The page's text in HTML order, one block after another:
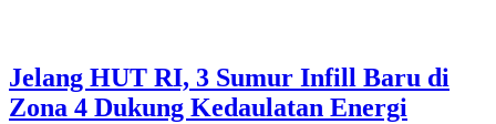
Jelang HUT RI, 3 Sumur Infill Baru di
Zona 4 Dukung Kedaulatan Energi